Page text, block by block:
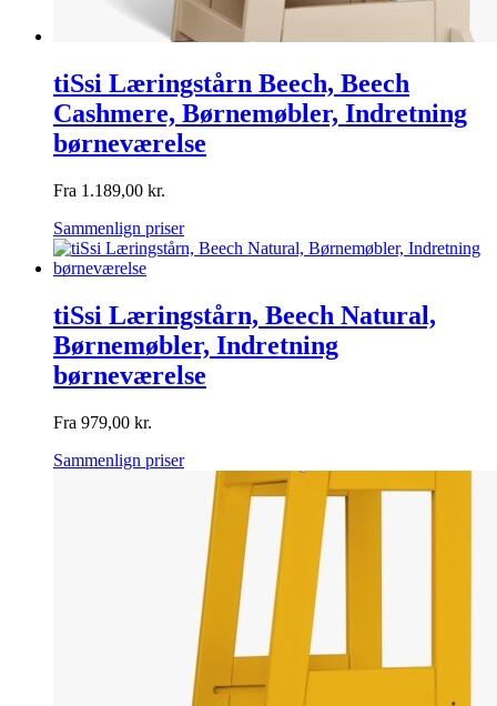
tiSsi Læringstårn Beech, Beech
Cashmere, Børnemøbler, Indretning
børneværelse
Fra 1.189,00 kr.
Sammenlign priser
tiSsi Læringstårn, Beech Natural,
Børnemøbler, Indretning
børneværelse
Fra 979,00 kr.
Sammenlign priser